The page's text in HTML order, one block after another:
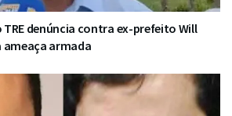
TRE denúncia contra ex-prefeito Will
ameaça armada